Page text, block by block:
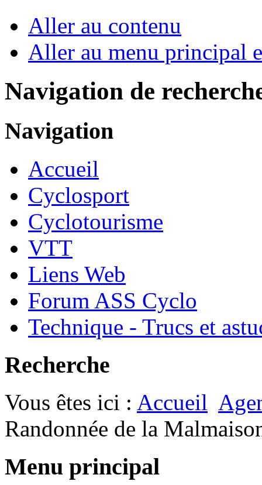
Aller au contenu
Aller au menu principal
Navigation de
Navigation
Accueil
Cyclosport
Cyclotourisme
VTT
Liens Web
Forum ASS Cyclo
Technique - Trucs et
Recherche
Vous êtes ici : Accueil
Randonnée de la
Menu principal